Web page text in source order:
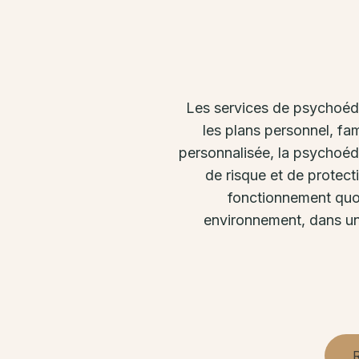
Les services de
les plans personnel,
personnalisée, la
de risque et de
fonctionnement
environnement, dans